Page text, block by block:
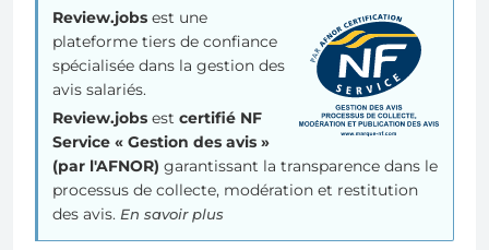
Review.jobs est une
plateforme tiers de confiance
spécialisée dans la gestion des
avis salariés.
Review.jobs est certifié NF
Service « Gestion des avis »
(par l'AFNOR) garantissant la transparence dans le
processus de collecte, modération et restitution
des avis. En savoir plus